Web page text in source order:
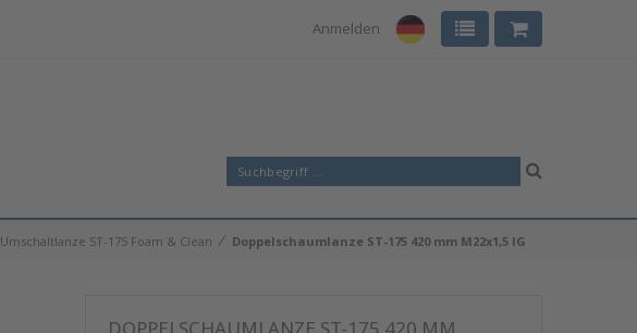
Anmelden
Umschaltlanze ST-175 Foam & Clean ⁄ Doppelschaumlanze ST-175 420 mm M22x1,5 IG